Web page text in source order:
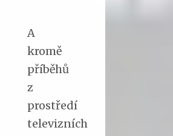
A
kromě
příběhů
z
prostředí
televizních